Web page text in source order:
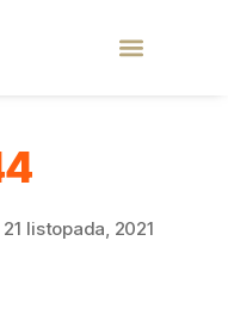
21 listopada, 2021